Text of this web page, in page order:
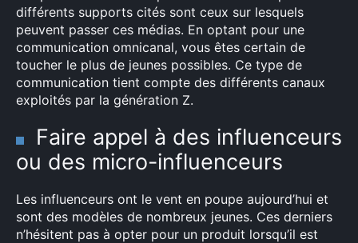
différents supports cités sont ceux sur lesquels
peuvent passer ces médias. En optant pour une
communication omnicanal, vous êtes certain de
toucher le plus de jeunes possibles. Ce type de
communication tient compte des différents canaux
exploités par la génération Z.
Faire appel à des influenceurs
ou des micro-influenceurs
Les influenceurs ont le vent en poupe aujourd’hui et
sont des modèles de nombreux jeunes. Ces derniers
n’hésitent pas à opter pour un produit lorsqu’il est
×